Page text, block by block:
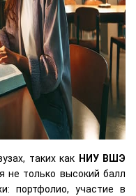
таких как НИУ ВШЭ
не только высокий балл
портфолио, участие в